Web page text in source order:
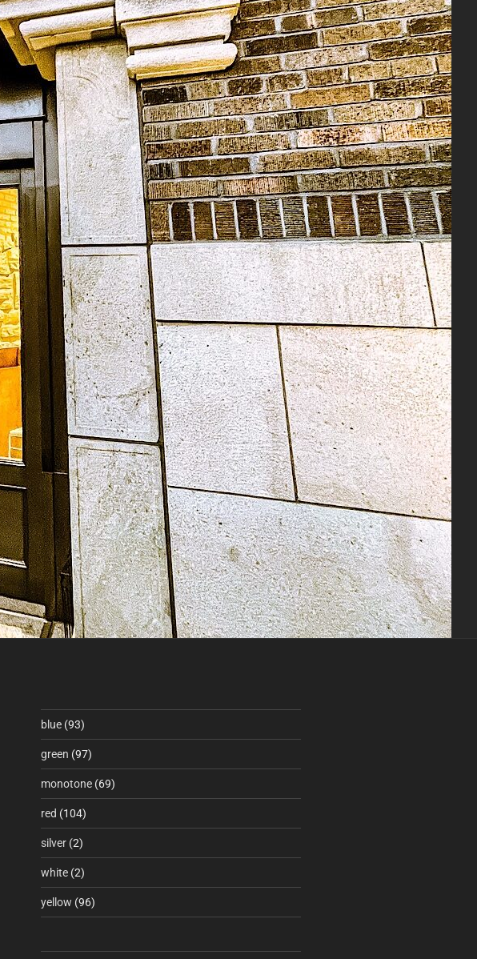
blue(93)
green (97)
monotone(69)
red (104)
silver(2)
white(2)
yellow (96)